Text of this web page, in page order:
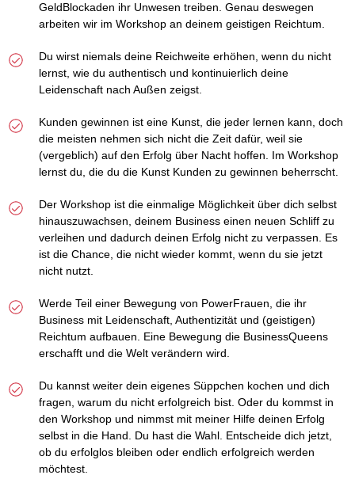
GeldBlockaden ihr Unwesen treiben. Genau deswegen
arbeiten wir im Workshop an deinem geistigen Reichtum.
Du wirst niemals deine Reichweite erhöhen, wenn du nicht
lernst, wie du authentisch und kontinuierlich deine
Leidenschaft nach Außen zeigst.
Kunden gewinnen ist eine Kunst, die jeder lernen kann, doch
die meisten nehmen sich nicht die Zeit dafür, weil sie
(vergeblich) auf den Erfolg über Nacht hoffen. Im Workshop
lernst du, die du die Kunst Kunden zu gewinnen beherrscht.
Der Workshop ist die einmalige Möglichkeit über dich selbst
hinauszuwachsen, deinem Business einen neuen Schliff zu
verleihen und dadurch deinen Erfolg nicht zu verpassen. Es
ist die Chance, die nicht wieder kommt, wenn du sie jetzt
nicht nutzt.
Werde Teil einer Bewegung von PowerFrauen, die ihr
Business mit Leidenschaft, Authentizität und (geistigen)
Reichtum aufbauen. Eine Bewegung die BusinessQueens
erschafft und die Welt verändern wird.
Du kannst weiter dein eigenes Süppchen kochen und dich
fragen, warum du nicht erfolgreich bist. Oder du kommst in
den Workshop und nimmst mit meiner Hilfe deinen Erfolg
selbst in die Hand. Du hast die Wahl. Entscheide dich jetzt,
ob du erfolglos bleiben oder endlich erfolgreich werden
möchtest.